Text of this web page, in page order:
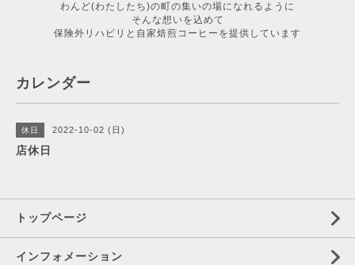
わんど(わたしたち)の町の集いの場になれるように
そんな想いを込めて
保険外リハビリと自家焙煎コーヒーを提供しています
カレンダー
休日 2022-10-02 (日)
店休日
トップページ
インフォメーション